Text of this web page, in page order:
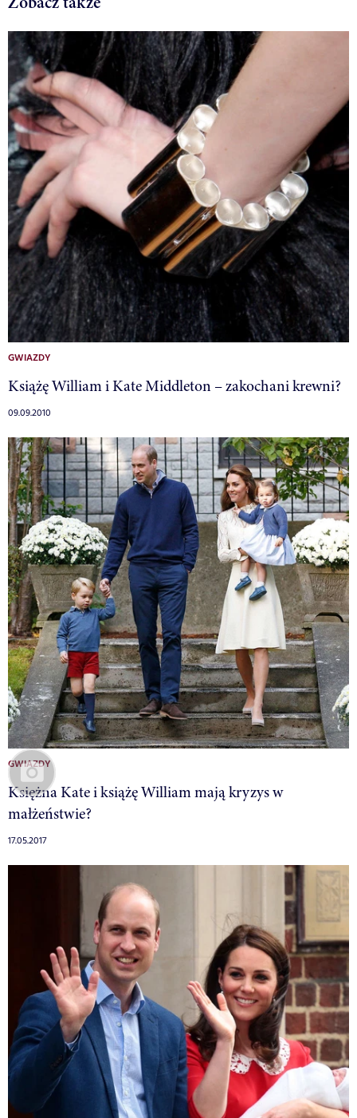
GWIAZDY
Książę William i Kate Middleton – zakochani krewni?
09.09.2010
GWIAZDY
Księżna Kate i książę William mają kryzys w
małżeństwie?
17.05.2017